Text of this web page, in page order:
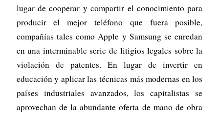
lugar de cooperar y compartir el conocimiento para
producir el mejor teléfono que fuera posible,
compañías tales como Apple y Samsung se enredan
en una interminable serie de litigios legales sobre la
violación de patentes. En lugar de invertir en
educación y aplicar las técnicas más modernas en los
países industriales avanzados, los capitalistas se
aprovechan de la abundante oferta de mano de obra